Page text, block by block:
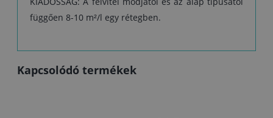
függően 8-10 m²/l egy rétegben.
Kapcsolódó termékek